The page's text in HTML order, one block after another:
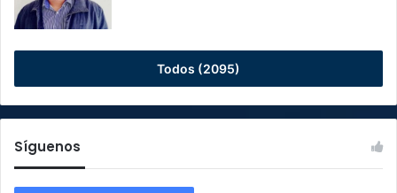
Todos (2095)
Síguenos